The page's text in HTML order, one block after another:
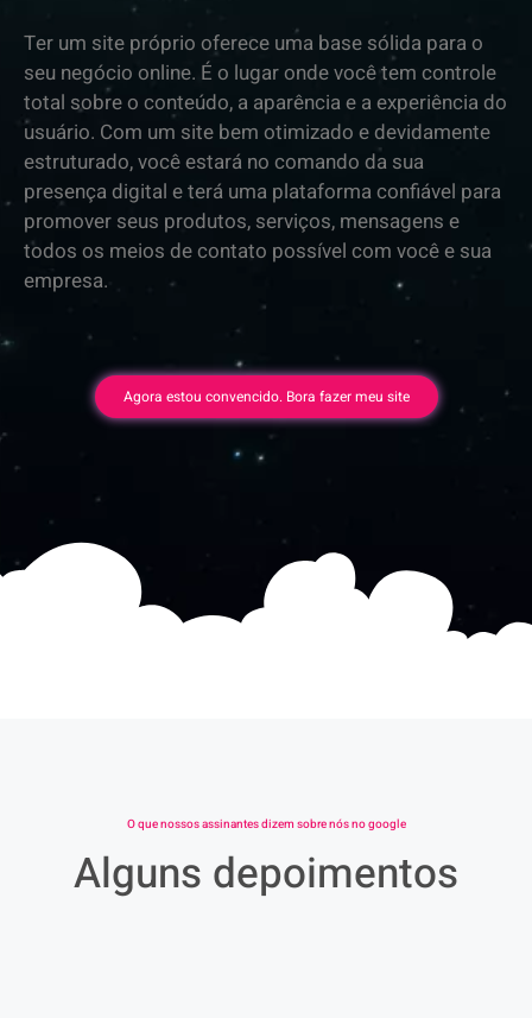
Ter um site próprio oferece uma base sólida para o
seu negócio online. É o lugar onde você tem controle
total sobre o conteúdo, a aparência e a experiência do
usuário. Com um site bem otimizado e devidamente
estruturado, você estará no comando da sua
presença digital e terá uma plataforma confiável para
promover seus produtos, serviços, mensagens e
todos os meios de contato possível com você e sua
empresa.
Agora estou convencido. Bora fazer meu site
O que nossos assinantes dizem sobre nós no google
Alguns depoimentos